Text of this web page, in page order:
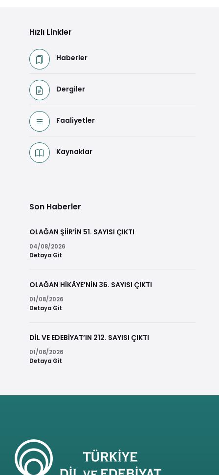
Hızlı Linkler
Haberler
Dergiler
Faaliyetler
Kaynaklar
Son Haberler
OLAĞAN ŞİİR’İN 51. SAYISI ÇIKTI
04/08/2026
Detaya Git
OLAĞAN HİKÂYE’NİN 36. SAYISI ÇIKTI
01/08/2026
Detaya Git
DİL VE EDEBİYAT’IN 212. SAYISI ÇIKTI
01/08/2026
Detaya Git